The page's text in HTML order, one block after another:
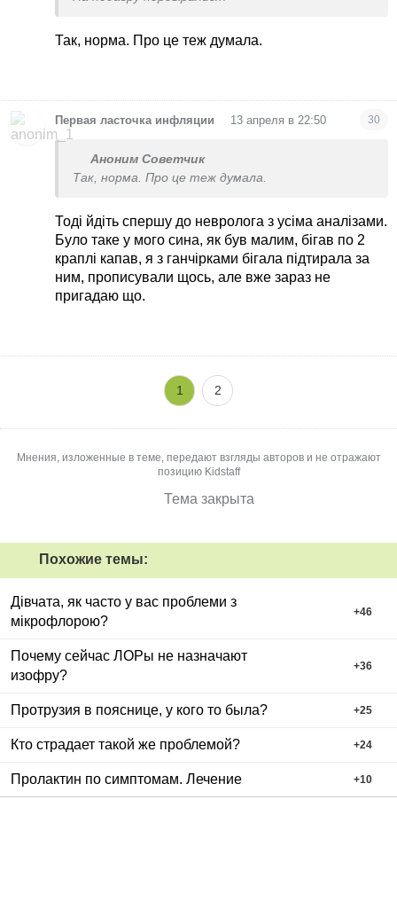
Так, норма. Про це теж думала.
Первая ласточка инфляции 13 апреля в 22:50 30
Аноним Советчик
Так, норма. Про це теж думала.
Тоді йдіть спершу до невролога з усіма аналізами.
Було таке у мого сина, як був малим, бігав по 2
краплі капав, я з ганчірками бігала підтирала за
ним, прописували щось, але вже зараз не
пригадаю що.
1 2
Мнения, изложенные в теме, передают взгляды авторов и не отражают
позицию Kidstaff
Тема закрыта
Похожие темы:
Дівчата, як часто у вас проблеми з
мікрофлорою?
+46
Почему сейчас ЛОРы не назначают
изофру?
+36
Протрузия в пояснице, у кого то была? +25
Кто страдает такой же проблемой? +24
Пролактин по симптомам. Лечение +10